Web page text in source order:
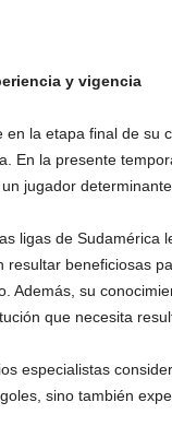
y vigencia
en la etapa final de su
En la presente
jugador
ligas de Sudamérica
resultar beneficiosas
Además, su
que necesita
especialistas
sino también